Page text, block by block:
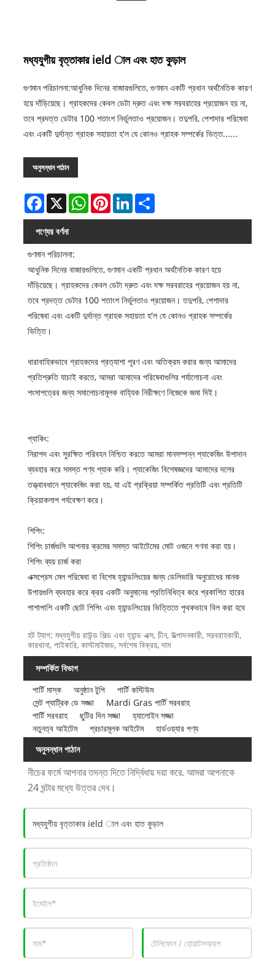
মধ্যযুগীয় বৃত্তাকার ield াল এবং হাত কুড়াল
গুণমান পরিচালনা:আধুনিক দিনের বাজারগুলিতে, গুণমান একটি প্রধান অর্থনৈতিক কারণ
হয়ে দাঁড়িয়েছে। গ্রাহকদের কেবল ডেটা দ্রুত এবং দক্ষ সরবরাহের প্রয়োজন হয় না,
তবে প্রদত্ত ডেটার 100 শতাংশ নির্ভুলতাও প্রয়োজন। তদুপরি, পেশাদার পরিষেবা
এবং একটি দুর্দান্ত গ্রাহক সহায়তা হ'ল যে কোনও গ্রাহক সম্পর্কের ভিত্ত......
অনুসন্ধান পাঠান
Facebook
X WhatsAppPinterestLinkedInShare
পণ্যের বর্ণনা
গুণমান পরিচালনা:
আধুনিক দিনের বাজারগুলিতে, গুণমান একটি প্রধান অর্থনৈতিক কারণ হয়ে
দাঁড়িয়েছে। গ্রাহকদের কেবল ডেটা দ্রুত এবং দক্ষ সরবরাহের প্রয়োজন হয় না,
তবে প্রদত্ত ডেটার 100 শতাংশ নির্ভুলতাও প্রয়োজন। তদুপরি, পেশাদার
পরিষেবা এবং একটি দুর্দান্ত গ্রাহক সহায়তা হ'ল যে কোনও গ্রাহক সম্পর্কের
ভিত্তি।
ধারাবাহিকভাবে গ্রাহকদের প্রত্যাশা পূরণ এবং অতিক্রম করার জন্য আমাদের
প্রতিশ্রুতি যাচাই করতে, আমরা আমাদের পরিষেবাগুলির পর্যালোচনা এবং
শংসাপত্রের জন্য সমালোচনামূলক বাহ্যিক নিরীক্ষণে নিজেকে জমা দিই।
প্যাকিং:
নিরাপদ এবং সুরক্ষিত পরিবহন নিশ্চিত করতে আমরা মানসম্পন্ন প্যাকেজিং উপাদান
ব্যবহার করে সমস্ত পণ্য প্যাক করি। প্যাকেজিং বিশেষজ্ঞদের আমাদের দলের
তত্ত্বাবধানে প্যাকেজিং করা হয়, যা এই প্রক্রিয়া সম্পর্কিত প্রতিটি এবং প্রতিটি
ক্রিয়াকলাপ পর্যবেক্ষণ করে।
শিপিং:
শিপিং চার্জগুলি আপনার ক্রমের সমস্ত আইটেমের মোট ওজনে গণনা করা হয়।
শিপিং ব্যয় চার্জ করা
এক্সপ্রেস মেল পরিষেবা বা বিশেষ হ্যান্ডলিংয়ের জন্য ডেলিভারি অনুরোধের মানক
উপায়গুলি ব্যবহার করে ক্রয় একটি অনুমানের প্রতিনিধিত্ব করে প্রকাশিত হারের
পাশাপাশি একটি ছোট শিপিং এবং হ্যান্ডলিংয়ের ভিত্তিতে পৃথকভাবে বিল করা হবে
হট ট্যাগ: মধ্যযুগীয় রাউন্ড শিল্ড এবং হ্যান্ড এক্স, চীন, উত্পাদনকারী, সরবরাহকারী,
কারখানা, পাইকারি, কাস্টমাইজড, সর্বশেষ বিক্রয়, দাম
সম্পর্কিত বিভাগ
পার্টি মাস্ক
অনুষ্ঠান টুপি
পার্টি কস্টিউম
সেন্ট প্যাট্রিক ডে সজ্জা
Mardi Gras পার্টি সরবরাহ
পার্টি সরবরাহ
ছুটির দিন সজ্জা
হ্যালোইন সজ্জা
নতুনত্ব আইটেম
প্রচারমূলক আইটেম
হার্ডওয়্যার পণ্য
অনুসন্ধান পাঠান
নীচের ফর্মে আপনার তদন্ত দিতে নির্দ্বিধায় দয়া করে. আমরা আপনাকে
24 ঘন্টার মধ্যে উত্তর দেব।